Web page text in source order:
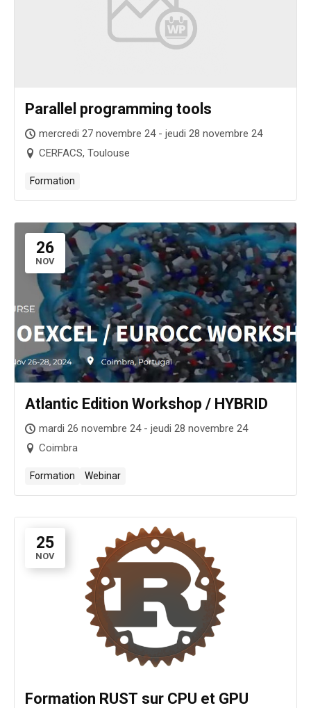
Parallel programming tools
mercredi 27 novembre 24 - jeudi 28 novembre 24
CERFACS, Toulouse
Formation
26
NOV
Atlantic Edition Workshop / HYBRID
mardi 26 novembre 24 - jeudi 28 novembre 24
Coimbra
Formation Webinar
25
NOV
Formation RUST sur CPU et GPU